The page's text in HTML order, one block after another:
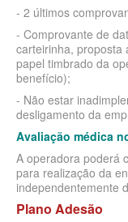
TOTAL MEDCARE
TRASMONTANO
ÚNICA PLANO DE
UNIHOSP PLANO
UNIMED
PLANO DE SAÚDE
BLUE MED PLANO
- 2 últimos
- Comprovante de
carteirinha, proposta
papel timbrado da
benefício);
- Não estar
desligamento da
Avaliação médica
A operadora poderá
para realização da
independentemente
Plano Adesão